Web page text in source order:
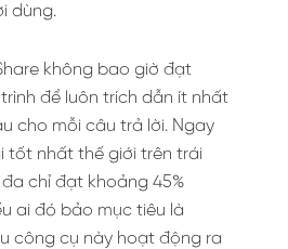
dùng.
không bao giờ đạt
trình để luôn trích dẫn ít nhất
cho mỗi câu trả lời. Ngay
tốt nhất thế giới trên trái
chỉ đạt khoảng 45%
ai đó bảo mục tiêu là
công cụ này hoạt động ra